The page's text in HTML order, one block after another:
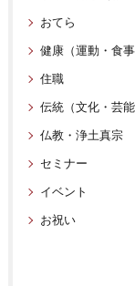
おてら
健康（運動・食事
住職
伝統（文化・芸能
仏教・浄土真宗
セミナー
イベント
お祝い